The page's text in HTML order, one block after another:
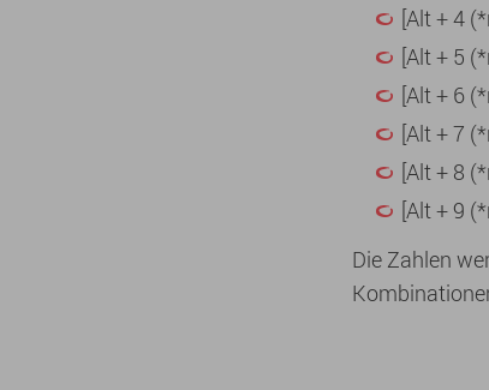
[Alt + 4
[Alt + 5
[Alt + 6
[Alt + 7
[Alt + 8
[Alt + 9
Die Zahlen